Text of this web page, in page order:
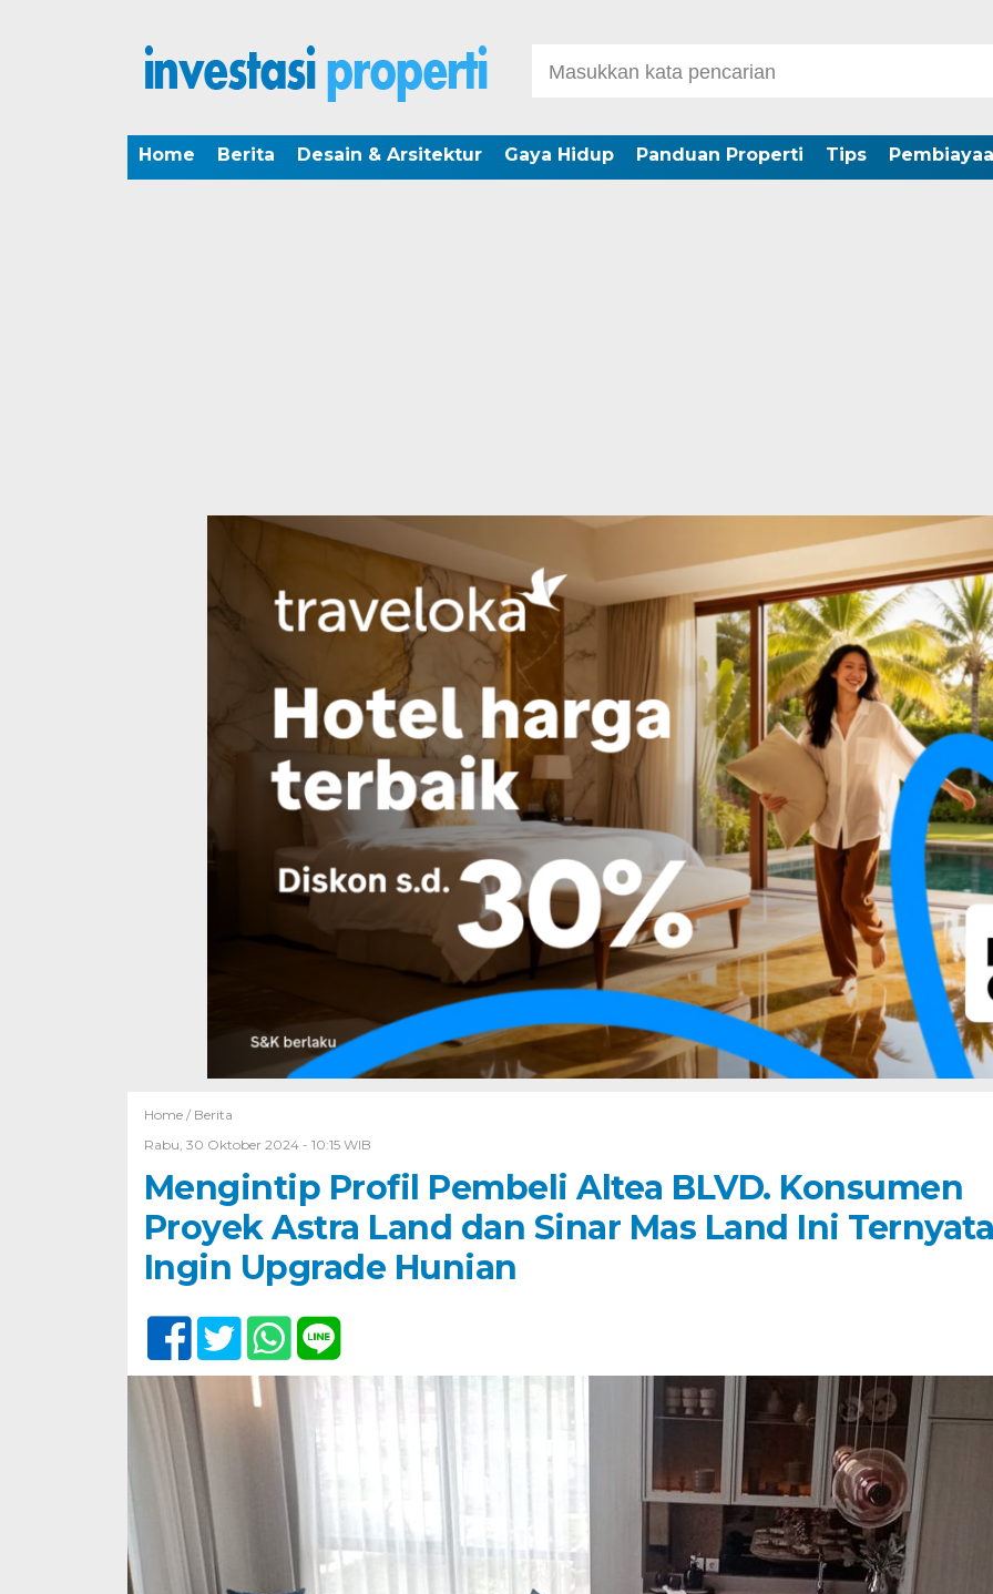
Home Berita Desain & Arsitektur Gaya Hidup Panduan Properti Tips
Home / Berita
Rabu, 30 Oktober 2024 - 10:15 WIB
Mengintip Profil Pembeli Altea BLVD. Konsumen
Proyek Astra Land dan Sinar Mas Land Ini Ternyata
Ingin Upgrade Hunian